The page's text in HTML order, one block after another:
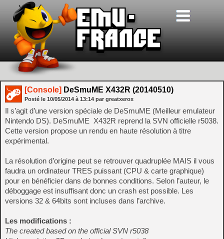
[Console] DeSmuME X432R (20140510)
Posté le 10/05/2014 à 13:14 par greatxerox
Il s’agit d’une version spéciale de DeSmuME (Meilleur emulateur
Nintendo DS). DeSmuME X432R reprend la SVN officielle r5038.
Cette version propose un rendu en haute résolution à titre
expérimental.
La résolution d’origine peut se retrouver quadruplée MAIS il vous
faudra un ordinateur TRES puissant (CPU & carte graphique)
pour en bénéficier dans de bonnes conditions. Selon l’auteur, le
déboggage est insuffisant donc un crash est possible. Les
versions 32 & 64bits sont incluses dans l’archive.
Les modifications :
The created based on the official SVN r5038